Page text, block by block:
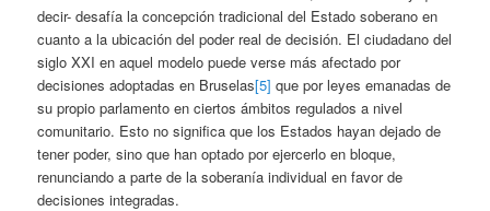
decir- desafía la concepción tradicional del Estado soberano en
cuanto a la ubicación del poder real de decisión. El ciudadano del
siglo XXI en aquel modelo puede verse más afectado por
decisiones adoptadas en Bruselas[5] que por leyes emanadas de
su propio parlamento en ciertos ámbitos regulados a nivel
comunitario. Esto no significa que los Estados hayan dejado de
tener poder, sino que han optado por ejercerlo en bloque,
renunciando a parte de la soberanía individual en favor de
decisiones integradas.